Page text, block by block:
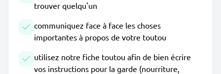
trouver quelqu'un
communiquez face à face les choses
importantes à propos de votre toutou
utilisez notre fiche toutou afin de bien écrire
vos instructions pour la garde (nourriture,